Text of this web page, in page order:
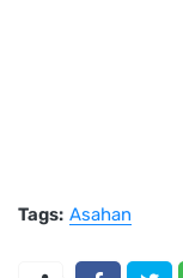
Tags: Asahan